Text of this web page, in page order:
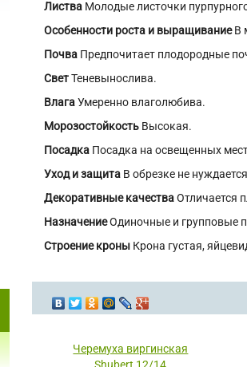
Листва Молодые листочки
Особенности роста и выращиваниеВ
Почва Предпочитает плодородные
СветТеневынослива.
ВлагаУмеренно влаголюбива.
Морозостойкость Высокая.
Посадка Посадка на освещенных
Уход и защита В обрезке не
Декоративные качестваОтличается
НазначениеОдиночные и групповые
Строение кроны Крона густая,
Черемуха виргинская